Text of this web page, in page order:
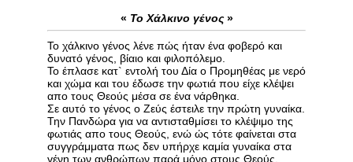
« Το Χάλκινο γένος»
Το χάλκινο γένος λένε πώς ήταν ένα φοβερό και
δυνατό γένος, βίαιο και φιλοπόλεμο.
Το έπλασε κατ` εντολή του Δία ο Προμηθέας με νερό
και χώμα και του έδωσε την φωτιά που είχε κλέψει
απο τους Θεούς μέσα σε ένα νάρθηκα.
Σε αυτό το γένος ο Ζεύς έστειλε την πρώτη γυναίκα.
Την Πανδώρα για να αντισταθμίσει το κλέψιμο της
φωτιάς απο τους Θεούς, ενώ ώς τότε φαίνεται στα
συγγράμματα πως δεν υπήρχε καμία γυναίκα στα
γένη των ανθρώπων παρά μόνο στους Θεούς.